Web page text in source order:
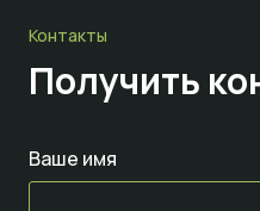
Контакты
Получить
Ваше имя